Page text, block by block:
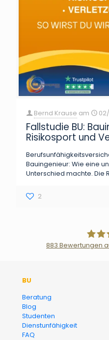
Bernd Krause am
Fallstudie BU:
Risikosport und
Bauingenieur: Wie eine
Unterschied machte. Die
2
883 Bewertungen
BU
Beratung
Blog
Studenten
Dienstunfähigkeit
FAQ